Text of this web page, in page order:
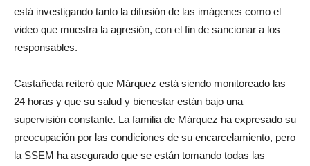
está investigando tanto la difusión de las imágenes como el
video que muestra la agresión, con el fin de sancionar a los
responsables.
Castañeda reiteró que Márquez está siendo monitoreado las
24 horas y que su salud y bienestar están bajo una
supervisión constante. La familia de Márquez ha expresado su
preocupación por las condiciones de su encarcelamiento, pero
la SSEM ha asegurado que se están tomando todas las